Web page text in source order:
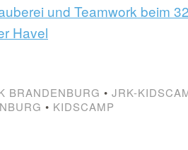
und Teamwork beim
Havel
BRANDENBURG • JRK-
• KIDSCAMP